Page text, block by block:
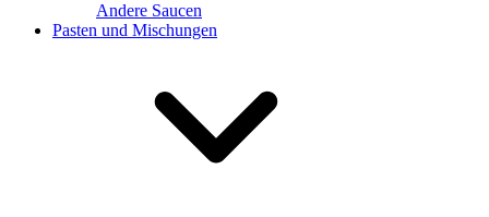
Andere Saucen
Pasten und Mischungen